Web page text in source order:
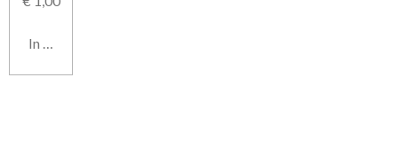
In winkelwagen